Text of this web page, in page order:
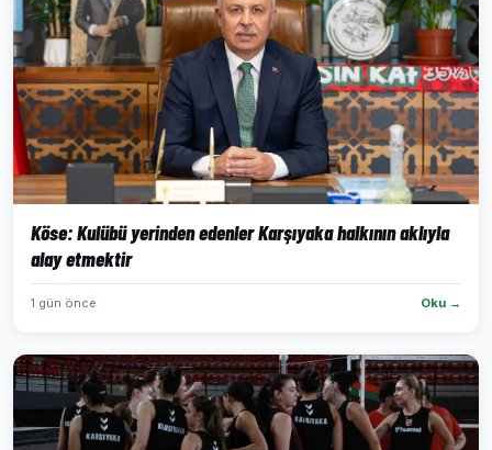
Köse: Kulübü yerinden edenler Karşıyaka halkının aklıyla
alay etmektir
1 gün önce Oku →